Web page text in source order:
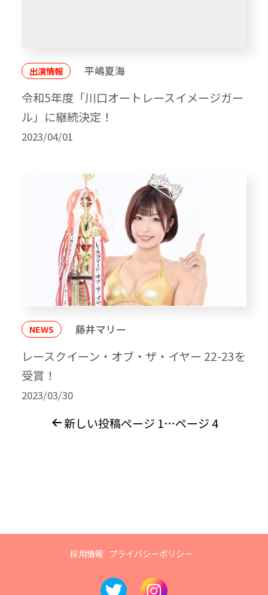
出演情報 平嶋夏海
令和5年度「川口オートレースイメージガー
ル」に継続決定！
2023/04/01
NEWS 藤井マリー
レースクイーン・オブ・ザ・イヤー 22-23を
受賞！
2023/03/30
ョ
新しい投稿ページ 1…ページ 4
採用情報 プライバシーポリシー